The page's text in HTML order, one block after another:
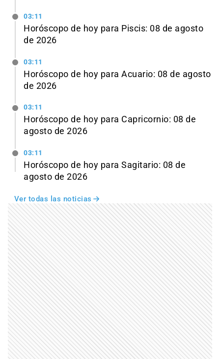
03:11
Horóscopo de hoy para Piscis: 08 de agosto
de 2026
03:11
Horóscopo de hoy para Acuario: 08 de agosto
de 2026
03:11
Horóscopo de hoy para Capricornio: 08 de
agosto de 2026
03:11
Horóscopo de hoy para Sagitario: 08 de
agosto de 2026
Ver todas las noticias